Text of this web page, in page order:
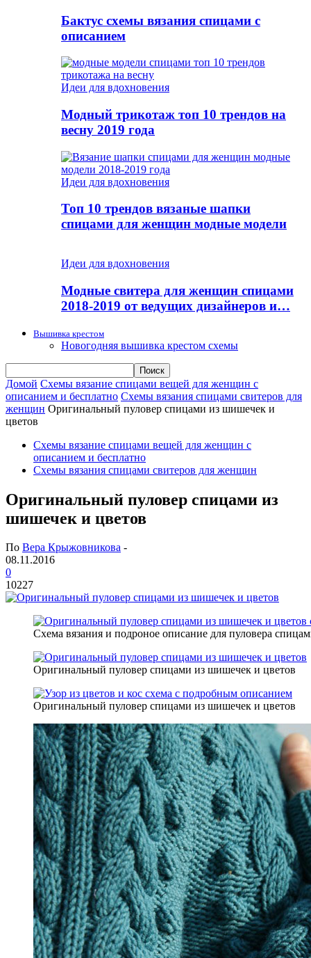
Бактус схемы вязания спицами с
описанием
Идеи для вдохновения
Модный трикотаж топ 10 трендов на
весну 2019 года
Идеи для вдохновения
Топ 10 трендов вязаные шапки
спицами для женщин модные модели
Идеи для вдохновения
Модные свитера для женщин спицами
2018-2019 от ведущих дизайнеров и…
Вышивка крестом
Новогодняя вышивка крестом схемы
Домой Схемы вязание спицами вещей для женщин с
описанием и бесплатно Схемы вязания спицами свитеров для
женщин Оригинальный пуловер спицами из шишечек и
цветов
Схемы вязание спицами вещей для женщин с
описанием и бесплатно
Схемы вязания спицами свитеров для женщин
Оригинальный пуловер спицами из
шишечек и цветов
По Вера Крыжовникова -
08.11.2016
0
10227
Схема вязания и подроное описание для пуловера
Оригинальный пуловер спицами из шишечек и цветов
Оригинальный пуловер спицами из шишечек и цветов